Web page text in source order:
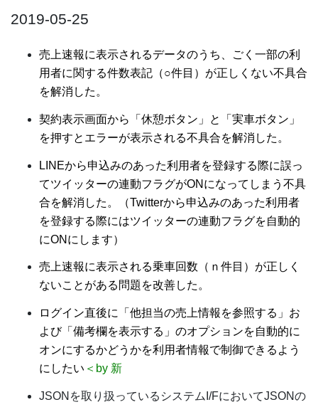
2019-05-25
売上速報に表示されるデータのうち、ごく一部の利
用者に関する件数表記（○件目）が正しくない不具合
を解消した。
契約表示画面から「休憩ボタン」と「実車ボタン」
を押すとエラーが表示される不具合を解消した。
LINEから申込みのあった利用者を登録する際に誤っ
てツイッターの連動フラグがONになってしまう不具
合を解消した。（Twitterから申込みのあった利用者
を登録する際にはツイッターの連動フラグを自動的
にONにします）
売上速報に表示される乗車回数（ｎ件目）が正しく
ないことがある問題を改善した。
ログイン直後に「他担当の売上情報を参照する」お
よび「備考欄を表示する」のオプションを自動的に
オンにするかどうかを利用者情報で制御できるよう
にしたい ＜by 新
JSONを取り扱っているシステムI/FにおいてJSONの